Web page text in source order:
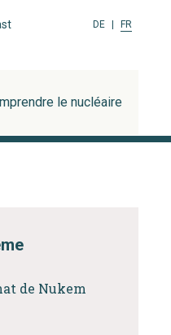
DE FR
le nucléaire
de Nukem